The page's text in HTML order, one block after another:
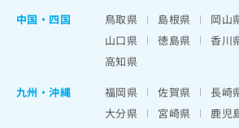
中国・四国
鳥取県 島根県 岡山
山口県
徳島県 香川
高知県
九州・沖縄
福岡県 佐賀県 長崎
大分県
宮崎県 鹿児